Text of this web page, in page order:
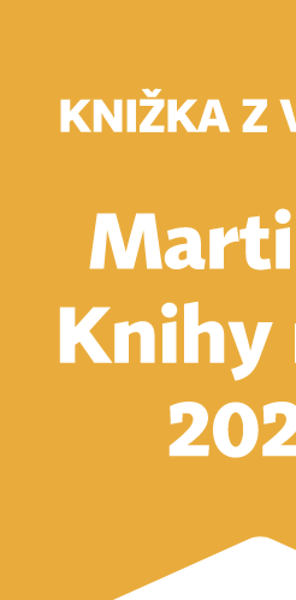
Vyhľadávanie
Vyhľadávanie